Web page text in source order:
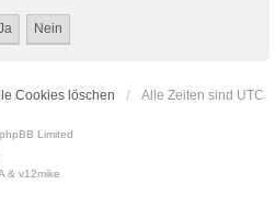
Cookies löschen Alle Zeiten sind UTC
Limited
& v12mike